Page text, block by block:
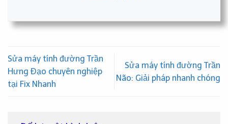
Sửa máy tính đường Trần
Hưng Đạo chuyên nghiệp
tại Fix Nhanh
Sửa máy tính đường Trần
Não: Giải pháp nhanh chóng